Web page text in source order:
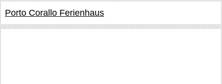
Porto Corallo Ferienhaus